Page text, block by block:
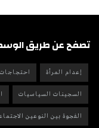
تصفح عن طريق
إعدام المرأة احتجاجات
السجينات السياسيات
الفجوة بين النوعين